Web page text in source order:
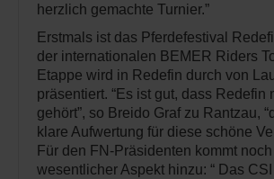
herzlich gemachte Turnier.”
Erstmals ist das Pferdefestival
der internationalen BEMER Riders
Etappe wird in Redefin durch von
präsentiert. “Es ist gut, dass Redefin
gehört”, so Breido Graf zu Rantzau,
klare Aufwertung für diese schöne
Für den FN-Präsidenten kommt
wesentlicher Aspekt hinzu: “ Das